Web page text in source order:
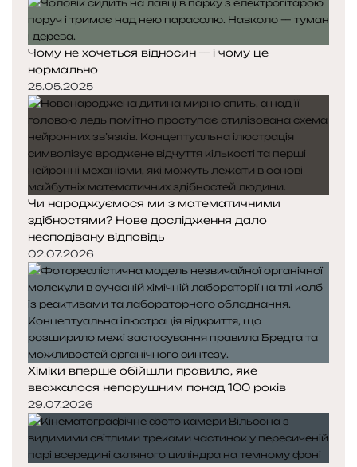
Чому не хочеться відносин — і чому це
нормально
25.05.2025
Чи народжуємося ми з математичними
здібностями? Нове дослідження дало
несподівану відповідь
02.07.2026
Хіміки вперше обійшли правило, яке
вважалося непорушним понад 100 років
29.07.2026